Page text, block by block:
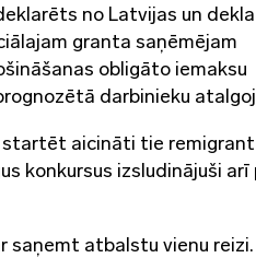
no Latvijas un
granta saņēmējam
obligāto iemaksu
darbinieku
startēt aicināti tie
konkursus izsludinājuši arī
saņemt atbalstu vienu reizi.